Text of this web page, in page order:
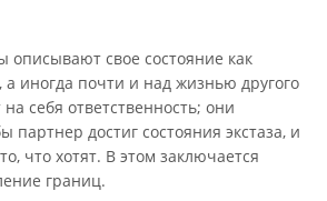
описывают свое состояние как
а иногда почти и над жизнью другого
себя ответственность; они
партнер достиг состояния экстаза, и
что хотят. В этом заключается
границ.